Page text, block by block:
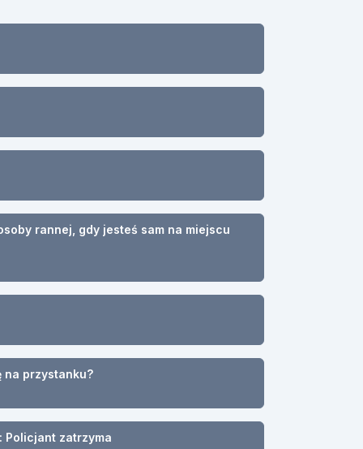
rannej, gdy jesteś sam na miejscu
na przystanku?
Policjant zatrzyma